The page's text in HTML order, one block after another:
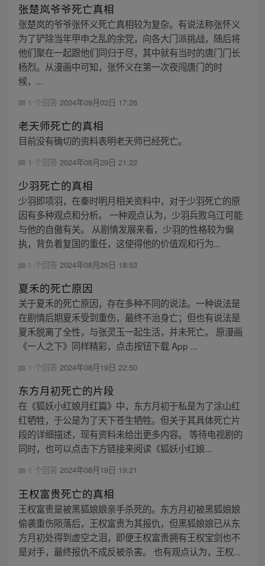
张楚岚爷爷死亡真相
张楚岚的爷爷张怀义死亡真相较为复杂。有说法称张怀义
为了铲除当年甲申之乱的余党，向各大门派挑战，随后将
他们聚在一起跟他们同归于尽，其中就有当时的唐门门长
杨烈。从漫画中可知，张怀义在第一次夜闯唐门的时
候，...
1 个回答 2024年09月03日 17:26
老天师死亡的真相
目前没有确切的资料表明老天师已经死亡。
1 个回答 2024年08月29日 21:22
少羽死亡的真相
少羽即项羽，在秦时明月相关资料中，对于少羽死亡的原
因有多种观点和分析。 一种观点认为，少羽兵败乌江可能
与他的自傲有关。 从剧情发展来看，少羽的性格较为偏
执，背负着复国的重任，这使得他的价值观和行为...
1 个回答 2024年08月26日 18:53
夏禾的死亡原因
关于夏禾的死亡原因，存在多种不同的说法。一种说法是
在剧情后期夏禾受到重伤，最终不治身亡；但也有说法是
夏禾脱离了全性，与张灵玉一起生活，并未死亡。 原漫画
《一人之下》同样精彩，点击按钮下载 App ...
1 个回答 2024年08月19日 22:50
东方月初死亡的片段
在《狐妖小红娘月红篇》中，东方月初于私是为了涂山红
红牺牲，于公是为了天下苍生牺牲。但关于其具体死亡片
段的详细描述，现有资料未给出更多内容。 等待电视剧的
同时，也可以点击下方链接来阅读《狐妖小红娘...
1 个回答 2024年08月19日 19:21
王权富贵死亡的真相
王权富贵是被黑狐娘娘亲手杀死的。东方月初被黑狐娘娘
偷袭重伤陨落后，王权富贵为其报仇，但黑狐娘娘已从东
方月初处得到虚空之泪，即便王权富贵拥有王权宝剑也不
是对手，最终报仇不成反被杀害。 也有观点认为，王权...